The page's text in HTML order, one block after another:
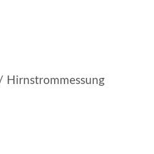
Hirnstrommessung